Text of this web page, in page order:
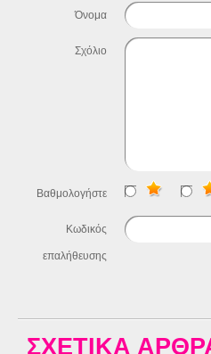
Όνομα
Σχόλιο
Βαθμολογήστε
Κωδικός
επαλήθευσης
ΣΧΕΤΙΚΑ